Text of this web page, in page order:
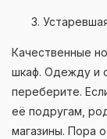
Качественные
шкаф. Одежду и
переберите.
её подругам,
магазины. Пора